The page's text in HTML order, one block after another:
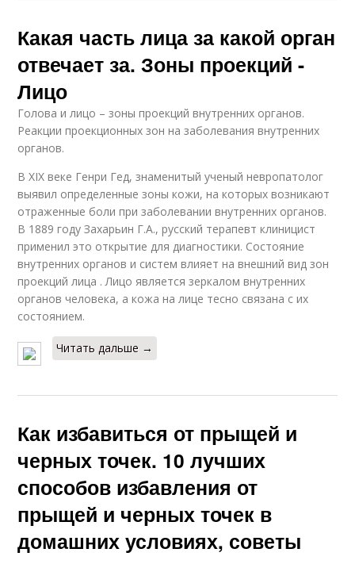
Какая часть лица за какой орган
отвечает за. Зоны проекций -
Лицо
Голова и лицо – зоны проекций внутренних органов.
Реакции проекционных зон на заболевания внутренних
органов.
В XIX веке Генри Гед, знаменитый ученый невропатолог
выявил определенные зоны кожи, на которых возникают
отраженные боли при заболевании внутренних органов.
В 1889 году Захарьин Г.А., русский терапевт клиницист
применил это открытие для диагностики. Состояние
внутренних органов и систем влияет на внешний вид зон
проекций лица . Лицо является зеркалом внутренних
органов человека, а кожа на лице тесно связана с их
состоянием.
Читать дальше →
Как избавиться от прыщей и
черных точек. 10 лучших
способов избавления от
прыщей и черных точек в
домашних условиях, советы